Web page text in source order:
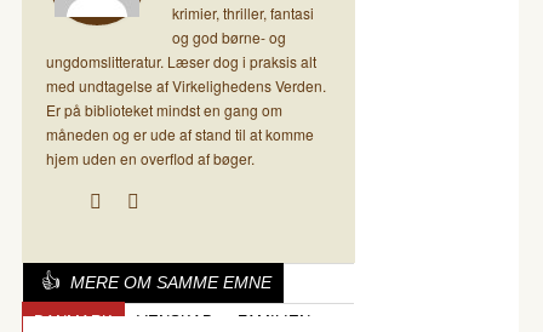
krimier, thriller, fantasi
og god børne- og
ungdomslitteratur. Læser dog i praksis alt
med undtagelse af Virkelighedens Verden.
Er på biblioteket mindst en gang om
måneden og er ude af stand til at komme
hjem uden en overflod af bøger.
MERE OM SAMME EMNE
DANMARK VENSKAB FAMILIEN